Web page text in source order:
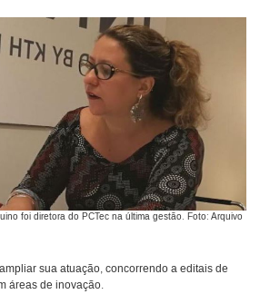
foi diretora do PCTec na última gestão. Foto: Arquivo
sua atuação, concorrendo a editais de
áreas de inovação.